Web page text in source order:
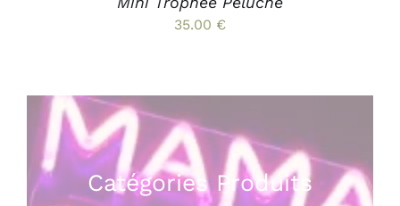
35.00 €
Catégories Produits